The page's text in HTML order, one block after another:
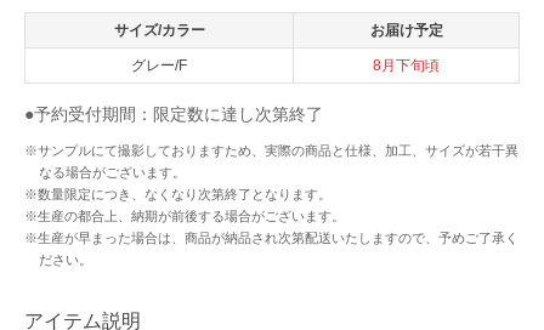
サイズ/カラー お届け予定
グレー/F 8月下旬頃
●予約受付期間：限定数に達し次第終了
※サンプルにて撮影しておりますため、実際の商品と仕様、加工、サイズが若干異
なる場合がございます。
※数量限定につき、なくなり次第終了となります。
※生産の都合上、納期が前後する場合がございます。
※生産が早まった場合は、商品が納品され次第配送いたしますので、予めご了承く
ださい。
アイテム説明